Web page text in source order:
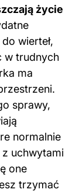
życie
wierteł,
w trudnych
ma
sprawy,
normalnie
z uchwytami
one
trzymać